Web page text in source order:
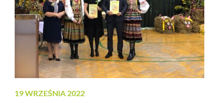
19 WRZEŚNIA 2022